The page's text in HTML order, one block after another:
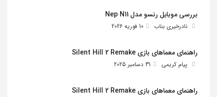
بررسی موبایل رنسو مدل Nep N11
نادرخیری بناب 10 فوریه 2026
راهنمای معماهای بازی Silent Hill 2 Remake
پیام کریمی 31 دسامبر 2025
راهنمای معماهای بازی Silent Hill 2 Remake